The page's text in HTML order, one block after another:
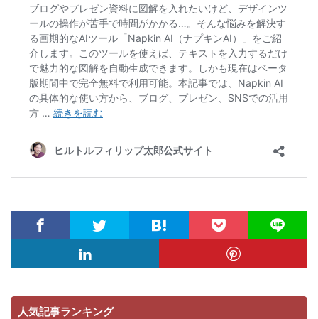
人気記事ランキング